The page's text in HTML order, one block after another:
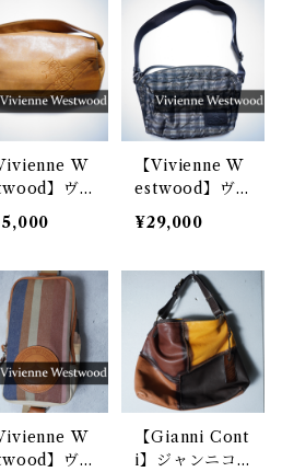
Vivienne W
】ヴ
ィアンウエ
ウッド オ
ワンショル
ーバッグ ta
【Vivienne W
estwood】ヴ
ィヴィアンウエ
ストウッド オ
イロンショルダ
ーバッグ
¥29,000
Vivienne W
】ヴ
【Gianni Cont
i】ジャンニコ